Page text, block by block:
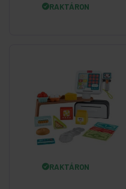
RAKTÁRON
RAKTÁRON